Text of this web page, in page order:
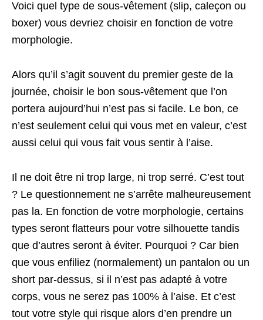
Voici quel type de sous-vêtement (slip, caleçon ou
boxer) vous devriez choisir en fonction de votre
morphologie.
Alors qu’il s’agit souvent du premier geste de la
journée, choisir le bon sous-vêtement que l’on
portera aujourd’hui n’est pas si facile. Le bon, ce
n’est seulement celui qui vous met en valeur, c’est
aussi celui qui vous fait vous sentir à l’aise.
Il ne doit être ni trop large, ni trop serré. C’est tout
? Le questionnement ne s’arrête malheureusement
pas la. En fonction de votre morphologie, certains
types seront flatteurs pour votre silhouette tandis
que d’autres seront à éviter. Pourquoi ? Car bien
que vous enfiliez (normalement) un pantalon ou un
short par-dessus, si il n’est pas adapté à votre
corps, vous ne serez pas 100% à l’aise. Et c’est
tout votre style qui risque alors d’en prendre un